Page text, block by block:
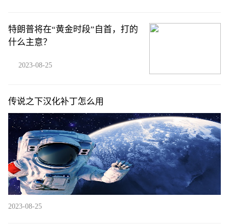
特朗普将在“黄金时段”自首，打的
什么主意？
2023-08-25
传说之下汉化补丁怎么用
2023-08-25